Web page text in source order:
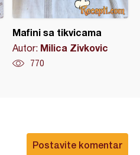
Mafini sa tikvicama
Autor: Milica Zivkovic
770
Postavite komentar